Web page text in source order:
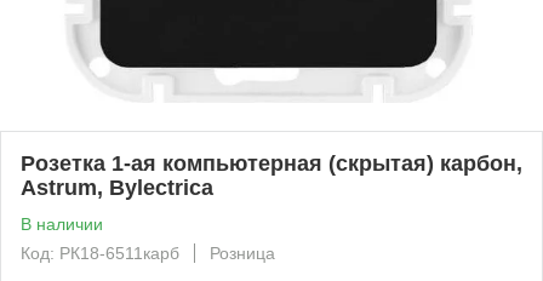
Розетка 1-ая компьютерная (скрытая) карбон,
Astrum, Bylectrica
В наличии
Код: РК18-6511карб
Розница